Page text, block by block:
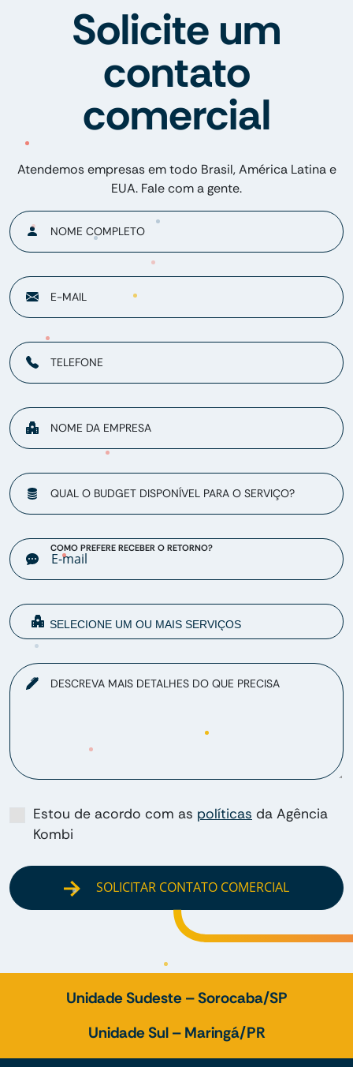
Solicite um
contato
comercial
Atendemos empresas em todo Brasil, América Latina e
EUA. Fale com a gente.
NOME COMPLETO
E-MAIL
TELEFONE
NOME DA EMPRESA
QUAL O BUDGET DISPONÍVEL PARA O SERVIÇO?
COMO PREFERE RECEBER O RETORNO?
DESCREVA MAIS DETALHES DO QUE PRECISA
Estou de acordo com as políticas da Agência
Kombi
SOLICITAR CONTATO COMERCIAL
Unidade Sudeste – Sorocaba/SP
Unidade Sul – Maringá/PR